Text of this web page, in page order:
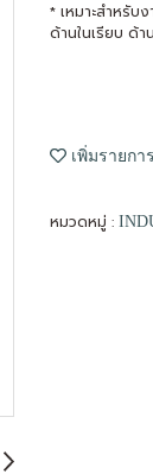
* เหมาะสำหรับ
ด้านในเรียบ ด้
เพิ่มรายกา
หมวดหมู่ :